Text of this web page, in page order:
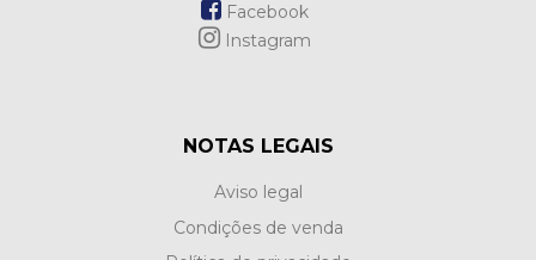
Facebook
Instagram
NOTAS LEGAIS
Aviso legal
Condições de venda